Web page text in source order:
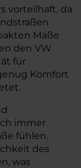
vorteilhaft, da
Maße
den VW
für
Komfort
immer
fühlen.
des
was